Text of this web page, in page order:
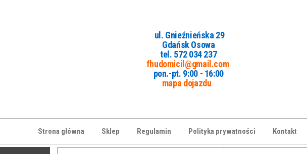
ul. Gnieźnieńska 29
Gdańsk Osowa
tel. 572 034 237
fhudomicil@gmail.com
pon.-pt. 9:00 - 16:00
mapa dojazdu
Strona główna Sklep Regulamin Polityka prywatności Kontakt